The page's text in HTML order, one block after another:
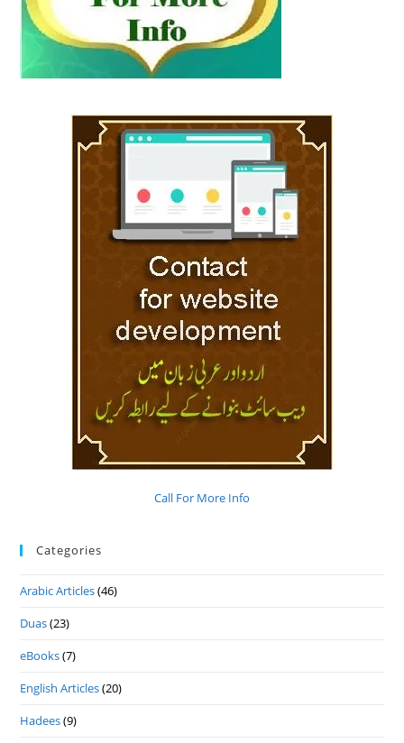
Call For More Info
Categories
Arabic Articles(46)
Duas(23)
eBooks(7)
English Articles(20)
Hadees(9)